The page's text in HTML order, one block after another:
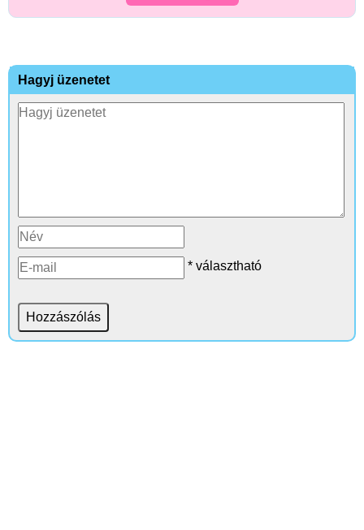
Hagyj üzenetet
* választható